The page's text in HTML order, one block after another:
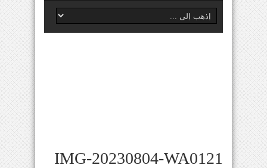
IMG-20230804-WA0121